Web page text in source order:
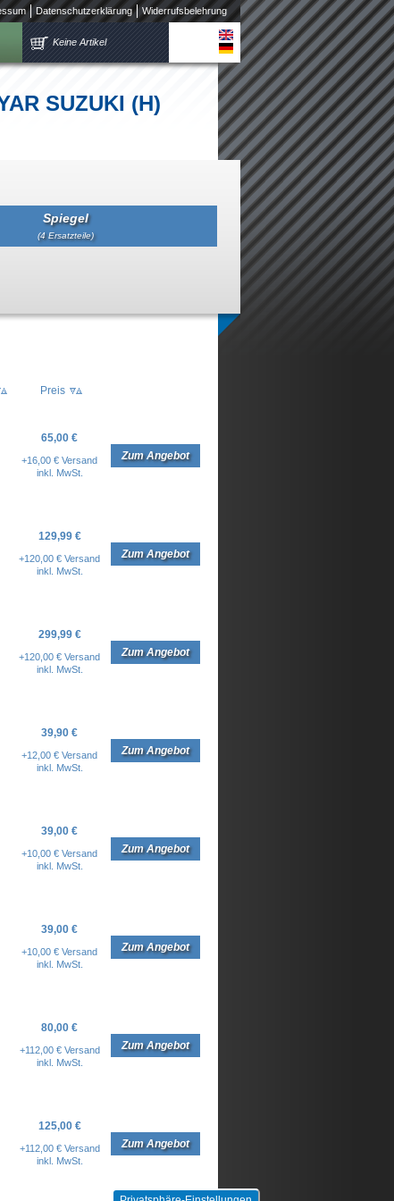
Datenschutzerklärung Widerrufsbelehrung
Keine Artikel
SUZUKI (H)
Spiegel
(4 Ersatzteile)
Preis
65,00 €
+16,00 € Versand
inkl. MwSt.
Zum Angebot
129,99 €
+120,00 € Versand
inkl. MwSt.
Zum Angebot
299,99 €
+120,00 € Versand
inkl. MwSt.
Zum Angebot
39,90 €
+12,00 € Versand
inkl. MwSt.
Zum Angebot
39,00 €
+10,00 € Versand
inkl. MwSt.
Zum Angebot
39,00 €
+10,00 € Versand
inkl. MwSt.
Zum Angebot
80,00 €
+112,00 € Versand
inkl. MwSt.
Zum Angebot
125,00 €
+112,00 € Versand
inkl. MwSt.
Zum Angebot